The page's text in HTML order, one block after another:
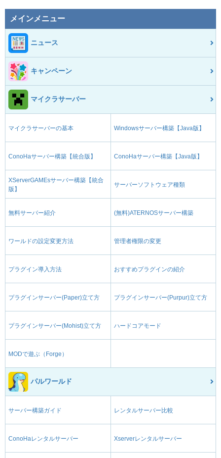
メインメニュー
ニュース
キャンペーン
マイクラサーバー
マイクラサーバーの基本 Windowsサーバー構築【Java版】
ConoHaサーバー構築【統合版】 ConoHaサーバー構築【Java版】
XServerGAMEsサーバー構築【統合
版】
サーバーソフトウェア種類
無料サーバー紹介 (無料)ATERNOSサーバー構築
ワールドの設定変更方法 管理者権限の変更
プラグイン導入方法 おすすめプラグインの紹介
プラグインサーバー(Paper)立て方 プラグインサーバー(Purpur)立て方
プラグインサーバー(Mohist)立て方 ハードコアモード
MODで遊ぶ（Forge）
パルワールド
サーバー構築ガイド レンタルサーバー比較
ConoHaレンタルサーバー Xserverレンタルサーバー